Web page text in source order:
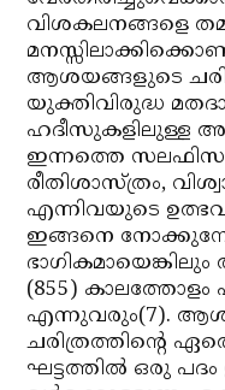
വിശകലനങ്ങളെ
ആശയങ്ങളുടെ
യുക്തിവിരുദ്ധ
ഹദീസുകളിലുള്ള
ഇന്നത്തെ
രീതിശാസ്ത്രം,
എന്നിവയുടെ
ഇങ്ങനെ
(855)
എന്നുവരും(7).
ചരിത്രത്തിന്റെ
ഘട്ടത്തില്‍ ഒരു